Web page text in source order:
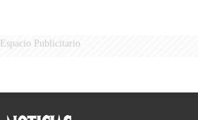
Espacio Publicitario